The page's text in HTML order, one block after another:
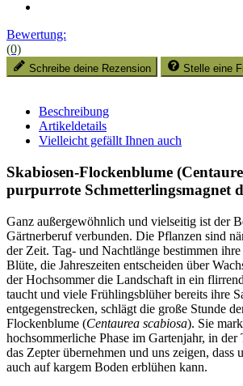
Bewertung:
(0)
Schreibe deine Rezension Stelle eine
Beschreibung
Artikeldetails
Vielleicht gefällt Ihnen auch
Skabiosen-Flockenblume
purpurrote Schmetterlingsmagnet
Ganz außergewöhnlich und vielseitig ist der
Gärtnerberuf verbunden. Die Pflanzen sind
der Zeit. Tag- und Nachtlänge bestimmen
Blüte, die Jahreszeiten entscheiden über
der Hochsommer die Landschaft in ein
taucht und viele Frühlingsblüher bereits ihre
entgegenstrecken, schlägt die große Stunde
Flockenblume (Centaurea scabiosa). Sie
hochsommerliche Phase im Gartenjahr, in der
das Zepter übernehmen und uns zeigen, dass
auch auf kargem Boden erblühen kann.